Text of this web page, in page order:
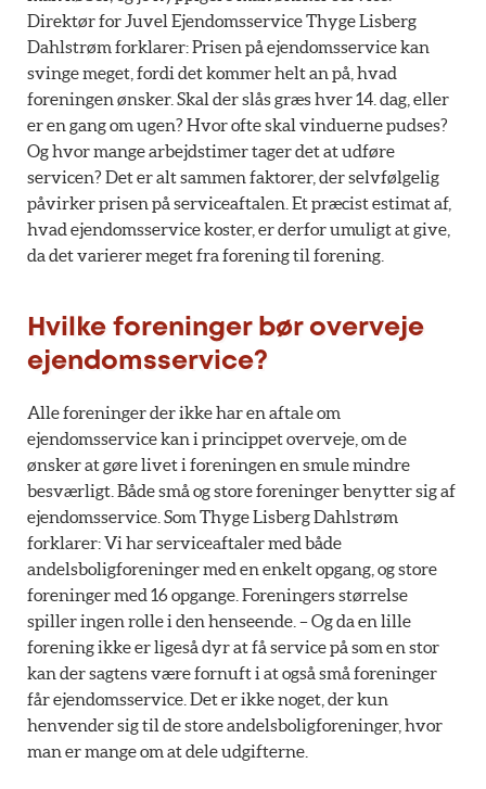
Direktør for Juvel Ejendomsservice Thyge Lisberg
Dahlstrøm forklarer: Prisen på ejendomsservice kan
svinge meget, fordi det kommer helt an på, hvad
foreningen ønsker. Skal der slås græs hver 14. dag, eller
er en gang om ugen? Hvor ofte skal vinduerne pudses?
Og hvor mange arbejdstimer tager det at udføre
servicen? Det er alt sammen faktorer, der selvfølgelig
påvirker prisen på serviceaftalen. Et præcist estimat af,
hvad ejendomsservice koster, er derfor umuligt at give,
da det varierer meget fra forening til forening.
Hvilke foreninger bør overveje
ejendomsservice?
Alle foreninger der ikke har en aftale om
ejendomsservice kan i princippet overveje, om de
ønsker at gøre livet i foreningen en smule mindre
besværligt. Både små og store foreninger benytter sig af
ejendomsservice. Som Thyge Lisberg Dahlstrøm
forklarer: Vi har serviceaftaler med både
andelsboligforeninger med en enkelt opgang, og store
foreninger med 16 opgange. Foreningers størrelse
spiller ingen rolle i den henseende. – Og da en lille
forening ikke er ligeså dyr at få service på som en stor
kan der sagtens være fornuft i at også små foreninger
får ejendomsservice. Det er ikke noget, der kun
henvender sig til de store andelsboligforeninger, hvor
man er mange om at dele udgifterne.